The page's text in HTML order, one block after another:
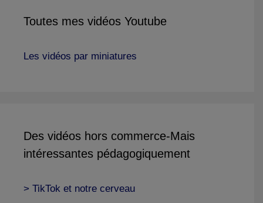
Toutes mes vidéos Youtube
Les vidéos par miniatures
Des vidéos hors commerce-Mais
intéressantes pédagogiquement
> TikTok et notre cerveau